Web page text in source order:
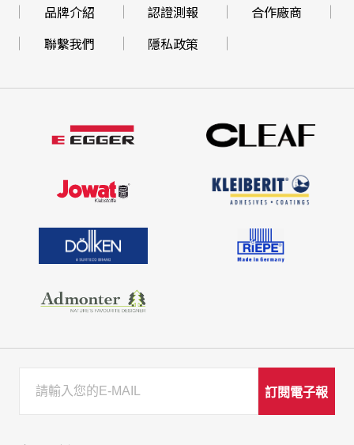
品牌介紹
認證測報
合作廠商
聯繫我們
隱私政策
訂閱電子報